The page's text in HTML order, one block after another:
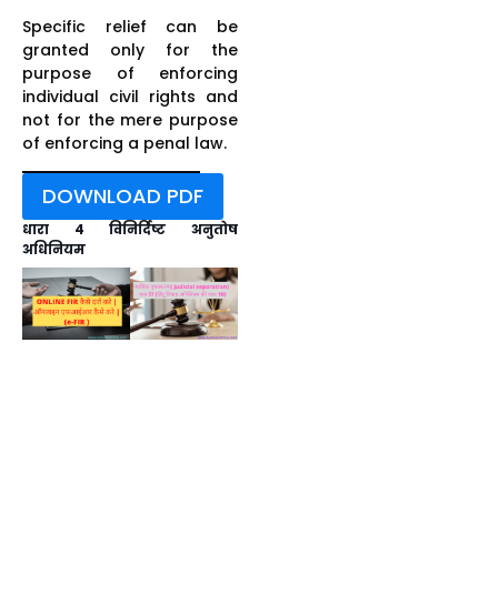
Specific relief can be
granted only for the
purpose of enforcing
individual civil rights and
not for the mere purpose
of enforcing a penal law.
DOWNLOAD PDF
धारा 4 विनिर्दिष्ट अनुतोष
अधिनियम